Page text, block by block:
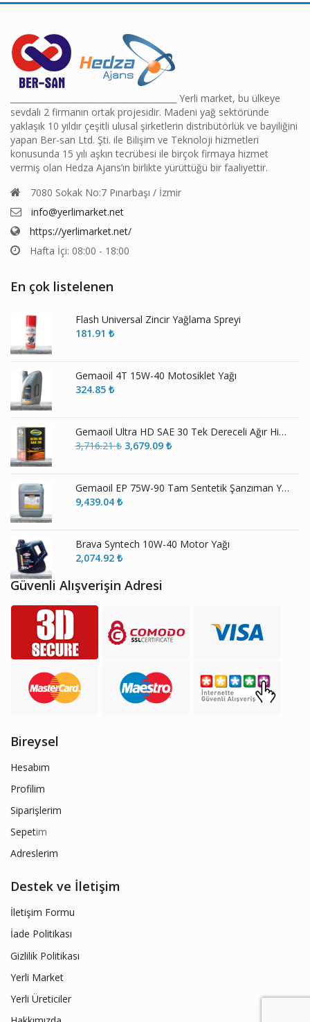
________________________________________ Yerli market, bu ülkeye
sevdalı 2 firmanın ortak projesidir. Madeni yağ sektöründe
yaklaşık 10 yıldır çeşitli ulusal şirketlerin distribütörlük ve bayiliğini
yapan Ber-san Ltd. Şti. ile Bilişim ve Teknoloji hizmetleri
konusunda 15 yılı aşkın tecrübesi ile birçok firmaya hizmet
vermiş olan Hedza Ajans’ın birlikte yürüttüğü bir faaliyettir.
7080 Sokak No:7 Pınarbaşı / İzmir
info@yerlimarket.net
https://yerlimarket.net/
Hafta İçi: 08:00 - 18:00
En çok listelenen
Flash Universal Zincir Yağlama Spreyi
181.91 ₺
Gemaoil 4T 15W-40 Motosiklet Yağı
324.85 ₺
Gemaoil Ultra HD SAE 30 Tek Dereceli Ağır Hizmet Motor Yağı
3,716.21₺ Orijinal
3,679.09 ₺Şu
3,679.09 ₺.
Gemaoil EP 75W-90 Tam Sentetik Şanzıman Yağı
9,439.04 ₺
Brava Syntech 10W-40 Motor Yağı
2,074.92 ₺
Güvenli Alışverişin Adresi
Bireysel
Hesabım
Profilim
Siparişlerim
Sepetim
Adreslerim
Destek ve İletişim
İletişim Formu
İade Politikası
Gizlilik Politikası
Yerli Market
Yerli Üreticiler